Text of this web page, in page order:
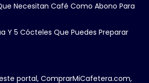
Necesitan Café Como Abono Para
Y 5 Cócteles Que Puedes Preparar
portal, ComprarMiCafetera.com,